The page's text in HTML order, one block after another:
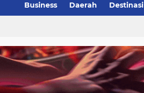
Business Daerah Destinasi